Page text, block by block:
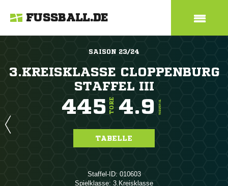
FUSSBALL.DE
SAISON 23/24
3.KREISKLASSE CLOPPENBURG
STAFFEL III
445 TORE 4.9 TORE/SPIEL
TABELLE
Staffel-ID: 010603
Spielklasse: 3.Kreisklasse